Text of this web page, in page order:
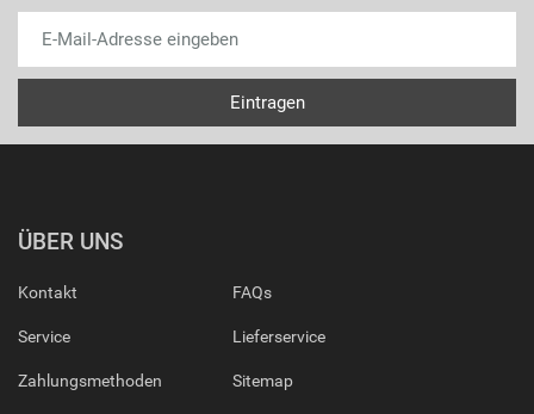
ÜBER UNS
Kontakt
Service
Zahlungsmethoden
FAQs
Lieferservice
Sitemap